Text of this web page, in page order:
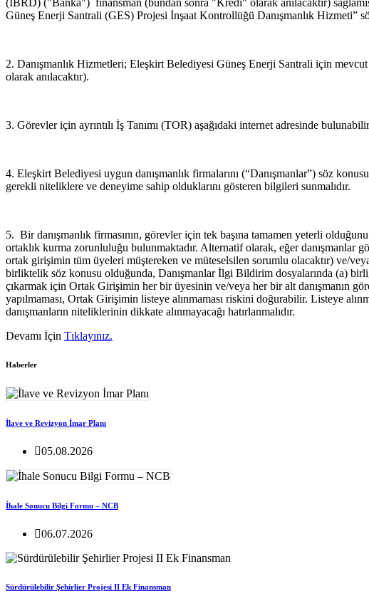
(IBRD) ("Banka") finansman (bundan sonra "Kredi" olarak anılacaktır)
Güneş Enerji Santrali (GES) Projesi İnşaat Kontrollüğü Danışmanlık Hizmeti”
2. Danışmanlık Hizmetleri; Eleşkirt Belediyesi Güneş Enerji Santrali için
olarak anılacaktır).
3. Görevler için ayrıntılı İş Tanımı (TOR) aşağıdaki internet adresinde
4. Eleşkirt Belediyesi uygun danışmanlık firmalarını (“Danışmanlar”) söz
gerekli niteliklere ve deneyime sahip olduklarını gösteren bilgileri sunmalıdır.
5. Bir danışmanlık firmasının, görevler için tek başına tamamen yeterli
ortaklık kurma zorunluluğu bulunmaktadır. Alternatif olarak, eğer danışmanlar
ortak girişimin tüm üyeleri müştereken ve müteselsilen sorumlu olacaktır) ve/
birliktelik söz konusu olduğunda, Danışmanlar İlgi Bildirim dosyalarında (a)
çıkarmak için Ortak Girişimin her bir üyesinin ve/veya her bir alt danışmanın
yapılmaması, Ortak Girişimin listeye alınmaması riskini doğurabilir. Listeye
danışmanların niteliklerinin dikkate alınmayacağı hatırlanmalıdır.
Devamı İçin Tıklayınız.
Haberler
İlave ve Revizyon İmar Planı
05.08.2026
İhale Sonucu Bilgi Formu – NCB
06.07.2026
Sürdürülebilir Şehirlier Projesi II Ek Finansman